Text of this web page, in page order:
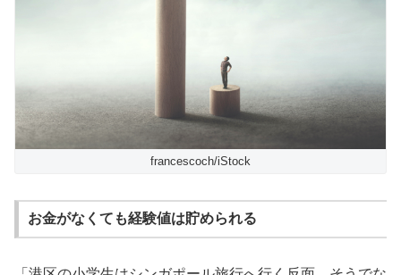
francescoch/iStock
お金がなくても経験値は貯められる